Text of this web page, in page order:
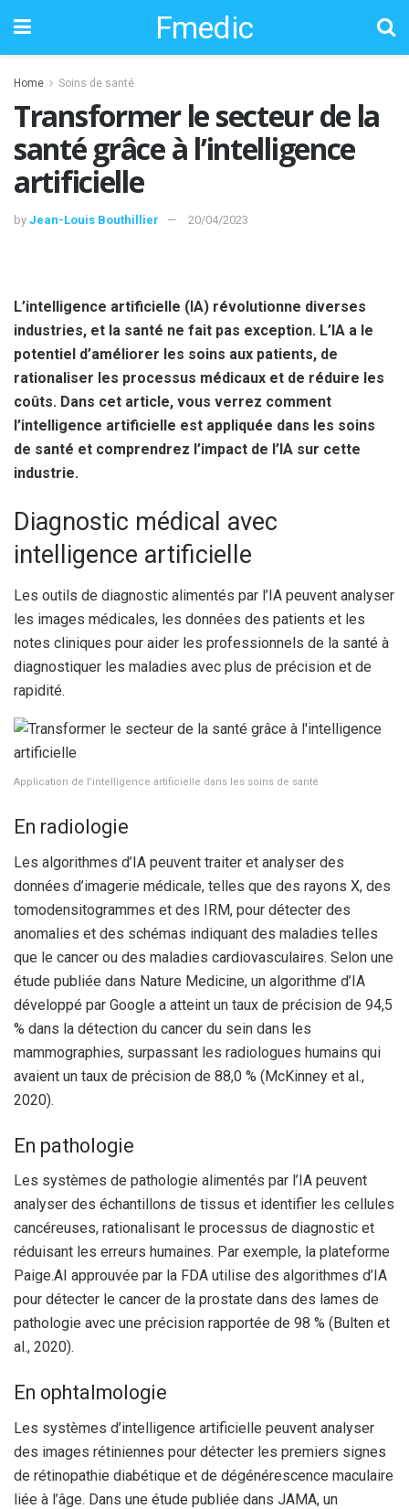
Fmedic
Home Soins de santé
Transformer le secteur de la
santé grâce à l’intelligence
artificielle
by Jean-Louis Bouthillier 20/04/2023
L’intelligence artificielle (IA) révolutionne diverses
industries, et la santé ne fait pas exception. L’IA a le
potentiel d’améliorer les soins aux patients, de
rationaliser les processus médicaux et de réduire les
coûts. Dans cet article, vous verrez comment
l’intelligence artificielle est appliquée dans les soins
de santé et comprendrez l’impact de l’IA sur cette
industrie.
Diagnostic médical avec
intelligence artificielle
Les outils de diagnostic alimentés par l’IA peuvent analyser
les images médicales, les données des patients et les
notes cliniques pour aider les professionnels de la santé à
diagnostiquer les maladies avec plus de précision et de
rapidité.
Application de l’intelligence artificielle dans les soins de santé
En radiologie
Les algorithmes d’IA peuvent traiter et analyser des
données d’imagerie médicale, telles que des rayons X, des
tomodensitogrammes et des IRM, pour détecter des
anomalies et des schémas indiquant des maladies telles
que le cancer ou des maladies cardiovasculaires. Selon une
étude publiée dans Nature Medicine, un algorithme d’IA
développé par Google a atteint un taux de précision de 94,5
% dans la détection du cancer du sein dans les
mammographies, surpassant les radiologues humains qui
avaient un taux de précision de 88,0 % (McKinney et al.,
2020).
En pathologie
Les systèmes de pathologie alimentés par l’IA peuvent
analyser des échantillons de tissus et identifier les cellules
cancéreuses, rationalisant le processus de diagnostic et
réduisant les erreurs humaines. Par exemple, la plateforme
Paige.AI approuvée par la FDA utilise des algorithmes d’IA
pour détecter le cancer de la prostate dans des lames de
pathologie avec une précision rapportée de 98 % (Bulten et
al., 2020).
En ophtalmologie
Les systèmes d’intelligence artificielle peuvent analyser
des images rétiniennes pour détecter les premiers signes
de rétinopathie diabétique et de dégénérescence maculaire
liée à l’âge. Dans une étude publiée dans JAMA, un